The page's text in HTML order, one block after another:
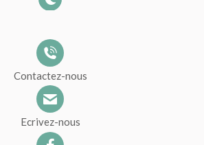
Contactez-nous
Ecrivez-nous